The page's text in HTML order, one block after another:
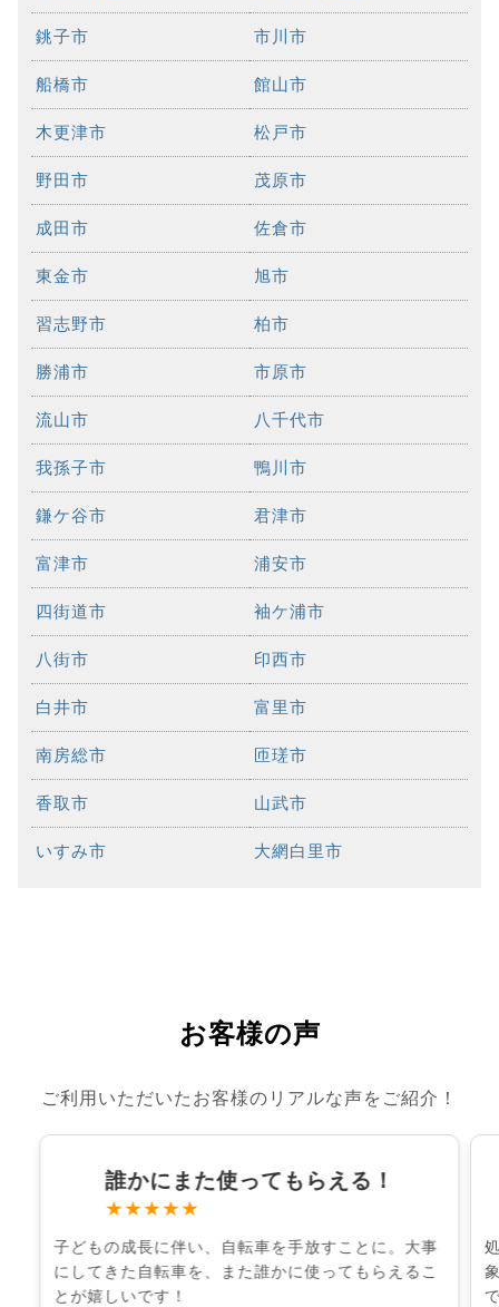
銚子市 市川市
船橋市 館山市
木更津市 松戸市
野田市 茂原市
成田市 佐倉市
東金市 旭市
習志野市 柏市
勝浦市 市原市
流山市 八千代市
我孫子市 鴨川市
鎌ケ谷市 君津市
富津市 浦安市
四街道市 袖ケ浦市
八街市 印西市
白井市 富里市
南房総市 匝瑳市
香取市 山武市
いすみ市 大網白里市
お客様の声
ご利用いただいたお客様のリアルな声をご紹介！
誰かにまた使ってもらえる！
★★★★★
子どもの成長に伴い、自転車を手放すことに。大事
にしてきた自転車を、また誰かに使ってもらえるこ
とが嬉しいです！